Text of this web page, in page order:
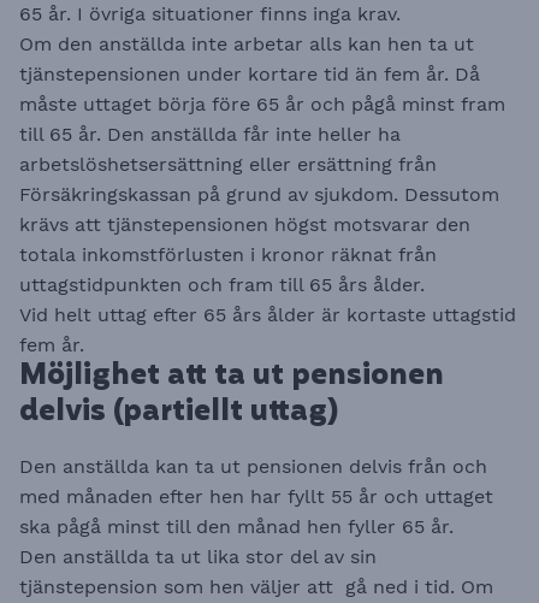
65 år. I övriga situationer finns inga krav.
Om den anställda inte arbetar alls kan hen ta ut
tjänstepensionen under kortare tid än fem år. Då
måste uttaget börja före 65 år och pågå minst fram
till 65 år. Den anställda får inte heller ha
arbetslöshetsersättning eller ersättning från
Försäkringskassan på grund av sjukdom. Dessutom
krävs att tjänstepensionen högst motsvarar den
totala inkomstförlusten i kronor räknat från
uttagstidpunkten och fram till 65 års ålder.
Vid helt uttag efter 65 års ålder är kortaste uttagstid
fem år.
Möjlighet att ta ut pensionen
delvis (partiellt uttag)
Den anställda kan ta ut pensionen delvis från och
med månaden efter hen har fyllt 55 år och uttaget
ska pågå minst till den månad hen fyller 65 år.
Den anställda ta ut lika stor del av sin
tjänstepension som hen väljer att gå ned i tid. Om